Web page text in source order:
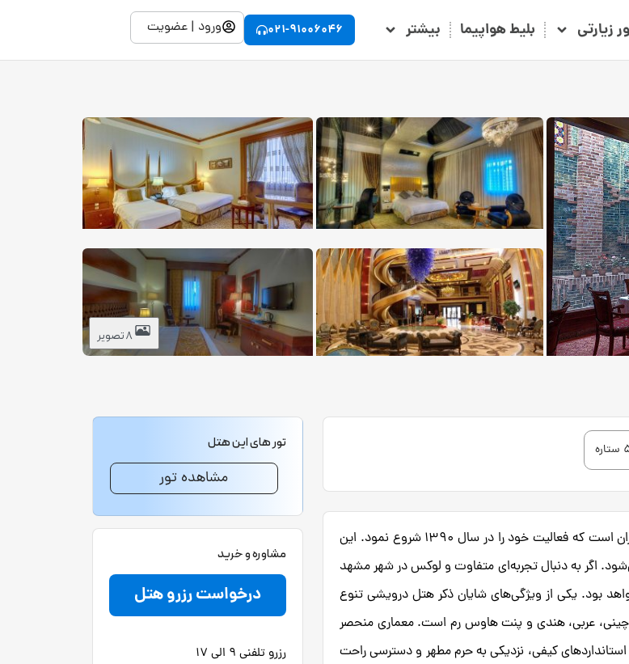
زیارتی بلیط هواپیما بیشتر 021-91006046 ورود | عضویت
8 تصویر
هتل درویشی مشهد (Darvishi Hotel) یکی از مجلل‌ترین هتل‌های ایران است که فعالیت خود را در سال 1390 شروع نمود. این
می‌شود. اگر به دنبال تجربه‌ای متفاوت و لوکس در شهر مشهد
بود. یکی از ویژگی‌های شایان ذکر هتل درویشی تنوع
چینی، عربی، هندی و پنت هاوس رم است. معماری منحصر
کیفی، نزدیکی به حرم مطهر و دسترسی راحت
تور های این هتل
مشاهده تور
مشاوره و خرید
درخواست رزرو هتل
رزرو تلفنی 9 الی 17